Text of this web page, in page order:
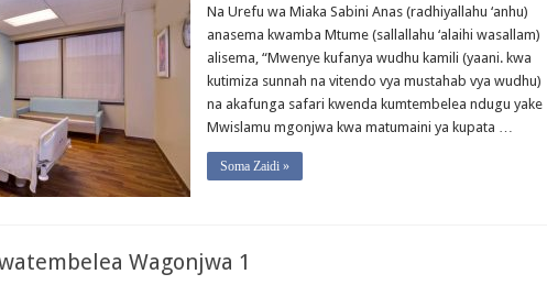
Na Urefu wa Miaka Sabini Anas (radhiyallahu ‘anhu)
anasema kwamba Mtume (sallallahu ‘alaihi wasallam)
alisema, “Mwenye kufanya wudhu kamili (yaani. kwa
kutimiza sunnah na vitendo vya mustahab vya wudhu)
na akafunga safari kwenda kumtembelea ndugu yake
Mwislamu mgonjwa kwa matumaini ya kupata …
Soma Zaidi »
Wagonjwa 1